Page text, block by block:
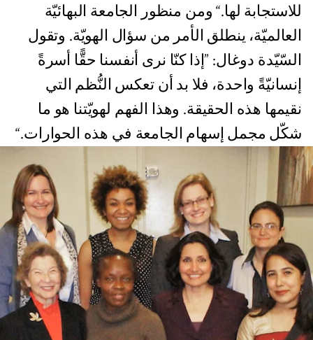
للاستجابة لها.“ ومن منظور الجامعة البهائيّة
العالميّة، ينطلق الأمر من سؤال الهويّة. وتقول
السّيّدة دوغال: ”إذا كنّا نرى أنفسنا حقًّا أسرةً
إنسانيّةً واحدة، فلا بد أن تعكس النُّظم التي
نقيمها هذه الحقيقة. وهذا الفهم لهويّتنا هو ما
شكّل مجمل إسهام الجامعة في هذه الحوارات.“